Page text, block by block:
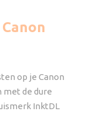
op je Canon
met de dure
InktDL